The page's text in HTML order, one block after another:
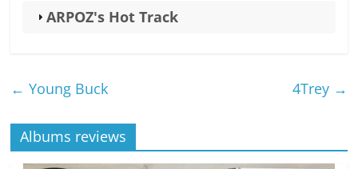
c
o
o
k
a
at
at
ARPOZ's Hot Track
← Young Buck 4Trey →
Albums reviews